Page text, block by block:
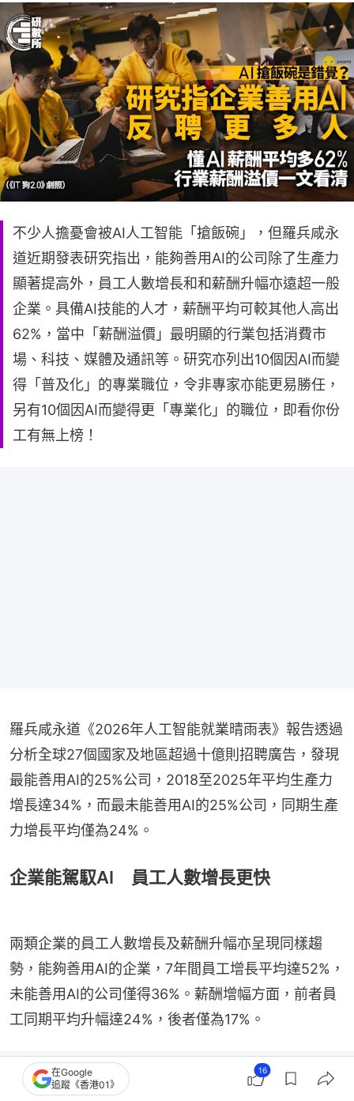
不少人擔憂會被AI人工智能「搶飯碗」，但羅兵咸永
道近期發表研究指出，能夠善用AI的公司除了生產力
顯著提高外，員工人數增長和和薪酬升幅亦遠超一般
企業。具備AI技能的人才，薪酬平均可較其他人高出
62%，當中「薪酬溢價」最明顯的行業包括消費市
場、科技、媒體及通訊等。研究亦列出10個因AI而變
得「普及化」的專業職位，令非專家亦能更易勝任，
另有10個因AI而變得更「專業化」的職位，即看你份
工有無上榜！
羅兵咸永道《2026年人工智能就業晴雨表》報告透過
分析全球27個國家及地區超過十億則招聘廣告，發現
最能善用AI的25%公司，2018至2025年平均生產力
增長達34%，而最未能善用AI的25%公司，同期生產
力增長平均僅為24%。
企業能駕馭AI 員工人數增長更快
兩類企業的員工人數增長及薪酬升幅亦呈現同樣趨
勢，能夠善用AI的企業，7年間員工增長平均達52%，
未能善用AI的公司僅得36%。薪酬增幅方面，前者員
工同期平均升幅達24%，後者僅為17%。
在Google
追蹤《香港01》
16